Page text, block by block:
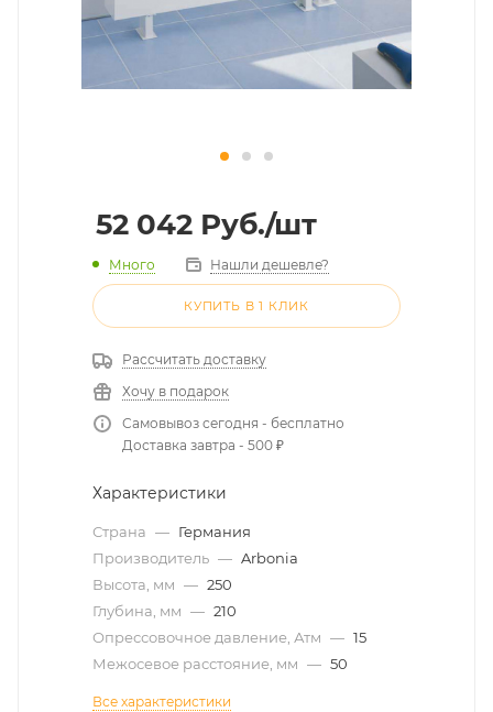
52 042 Руб./шт
Много Нашли дешевле?
КУПИТЬ В 1 КЛИК
Рассчитать доставку
Хочу в подарок
Самовывоз сегодня - бесплатно
Доставка завтра - 500 ₽
Характеристики
Страна — Германия
Производитель — Arbonia
Высота, мм — 250
Глубина, мм — 210
Опрессовочное давление, Атм — 15
Межосевое расстояние, мм — 50
Все характеристики